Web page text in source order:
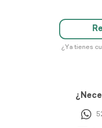
¿Ya tienes